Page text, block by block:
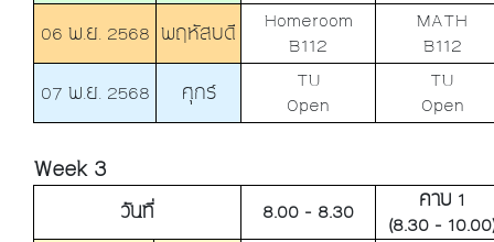
06 พ.ย. 2568 พฤหัสบดี
Homeroom
B112
MATH
B112
07 พ.ย. 2568
ศุกร์
TU
Open
TU
Open
Week 3
วันที่ 8.00 - 8.30
คาบ 1
(8.30 -